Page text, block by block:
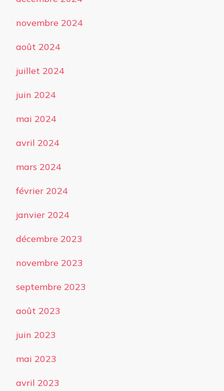
novembre 2024
août 2024
juillet 2024
juin 2024
mai 2024
avril 2024
mars 2024
février 2024
janvier 2024
décembre 2023
novembre 2023
septembre 2023
août 2023
juin 2023
mai 2023
avril 2023